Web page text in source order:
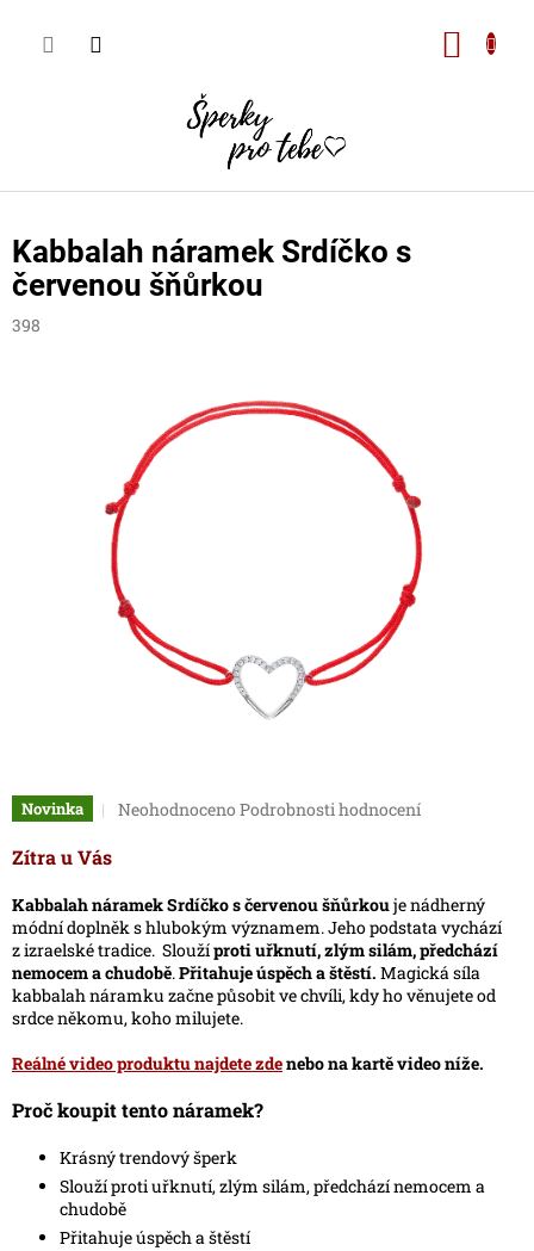
obsah
Kabbalah náramek Srdíčko s
červenou šňůrkou
398
Novinka
Průměrné
0,0
z
5
hvězdiček.
Neohodnoceno Podrobnosti hodnocení
Zítra u Vás
Kabbalah náramek Srdíčko s červenou šňůrkouje nádherný
módní doplněk s hlubokým významem. Jeho podstata vychází
z izraelské tradice. Sloužíproti uřknutí, zlým silám, předchází
nemocem a chudobě.Přitahuje úspěch a štěstí. Magická síla
kabbalah náramku začne působit ve chvíli, kdy ho věnujete od
srdce někomu, koho milujete.
Reálné video produktu najdete zdenebo na kartě video níže.
Proč koupit tento náramek?
Krásný trendový šperk
Slouží proti uřknutí, zlým silám, předchází nemocem a
chudobě
Přitahuje úspěch a štěstí